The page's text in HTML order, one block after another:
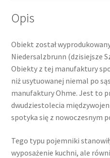
Opis
Obiekt został
Niedersalzbrunn (dzisiejsze
Obiekty z tej manufaktury
niż usytuowanej niemal po
manufaktury Ohme. Jest to
dwudziestolecia
spotyka się z nowoczesnym
Tego typu pojemniki
wyposażenie kuchni, ale